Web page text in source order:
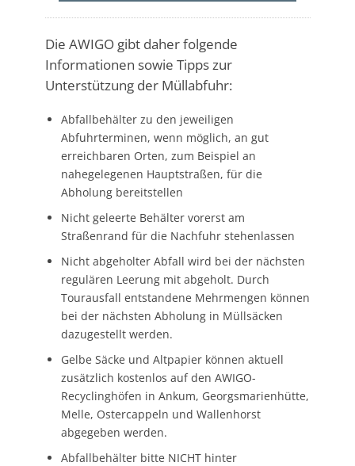
Die AWIGO gibt daher folgende
Informationen sowie Tipps zur
Unterstützung der Müllabfuhr:
Abfallbehälter zu den jeweiligen
Abfuhrterminen, wenn möglich, an gut
erreichbaren Orten, zum Beispiel an
nahegelegenen Hauptstraßen, für die
Abholung bereitstellen
Nicht geleerte Behälter vorerst am
Straßenrand für die Nachfuhr stehenlassen
Nicht abgeholter Abfall wird bei der nächsten
regulären Leerung mit abgeholt. Durch
Tourausfall entstandene Mehrmengen können
bei der nächsten Abholung in Müllsäcken
dazugestellt werden.
Gelbe Säcke und Altpapier können aktuell
zusätzlich kostenlos auf den AWIGO-
Recyclinghöfen in Ankum, Georgsmarienhütte,
Melle, Ostercappeln und Wallenhorst
abgegeben werden.
Abfallbehälter bitte NICHT hinter